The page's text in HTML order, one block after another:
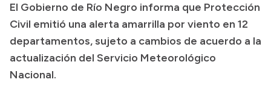
Boletín Oficial
Compras y licitaciones
Consulta de expedientes
Consulta de pago a proveedores
El Gobierno de Río Negro informa que Protección
Civil emitió una alerta amarrilla por viento en 12
departamentos, sujeto a cambios de acuerdo a la
actualización del Servicio Meteorológico
Nacional.